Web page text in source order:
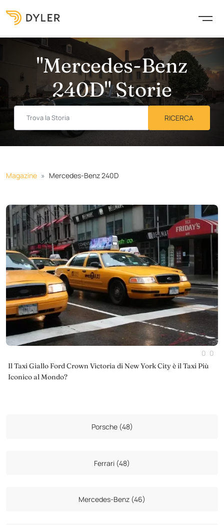
"Mercedes-Benz
240D" Storie
Magazine Mercedes-Benz 240D
0 0
Il Taxi Giallo Ford Crown Victoria di New York City è il Taxi Più
Iconico al Mondo?
Porsche (48)
Ferrari (48)
Mercedes-Benz (46)